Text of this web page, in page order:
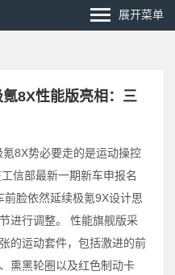
展开菜单
8X性能版亮相：三
8X势必要走的是运动操控
信部最新一期新车申报名
脸依然延续极氪9X设计思
进行调整。 性能旗舰版采
的运动套件，包括激进的前
熏黑轮圈以及红色制动卡